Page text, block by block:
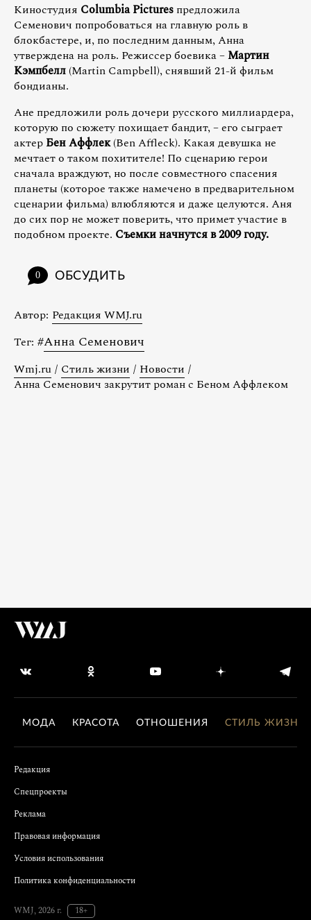
Киностудия Columbia Pictures предложила
Семенович попробоваться на главную роль в
блокбастере, и, по последним данным, Анна
утверждена на роль. Режиссер боевика – Мартин
Кэмпбелл(Martin Campbell), снявший 21-й фильм
бондианы.
Ане предложили роль дочери русского миллиардера,
которую по сюжету похищает бандит, – его сыграет
актер Бен Аффлек(Ben Affleck). Какая девушка не
мечтает о таком похитителе! По сценарию герои
сначала враждуют, но после совместного спасения
планеты (которое также намечено в предварительном
сценарии фильма) влюбляются и даже целуются. Аня
до сих пор не может поверить, что примет участие в
подобном проекте. Съемки начнутся в 2009 году.
0 ОБСУДИТЬ
Автор: Редакция WMJ.ru
Тег: #Анна Семенович
Wmj.ru / Стиль жизни / Новости /
Анна Семенович закрутит роман с Беном Аффлеком
МОДА КРАСОТА ОТНОШЕНИЯ СТИЛЬ ЖИЗНИ
Редакция
Спецпроекты
Реклама
Правовая информация
Условия использования
Политика конфиденциальности
WMJ, 2026 г. 18+